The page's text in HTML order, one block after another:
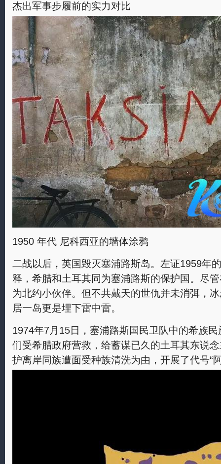
杰出军事步履前的实力对比
1950 年代 尼科西亚的墙体涂鸦
二战以后，英国毁灭塞浦路斯岛。左证1959年
释，希腊和土耳其同为塞浦路斯的保护国。尽
为北约小伙伴。但不共戴天的世仇并未消弭，
居一岛更是埋下雷中雷。
1974年7月15日，塞浦路斯国民卫队中的希族
们受希腊政府营救，给蓄谋已久的土耳其东说
护离岸同族遭面受种族清洗为由，开展了代号“